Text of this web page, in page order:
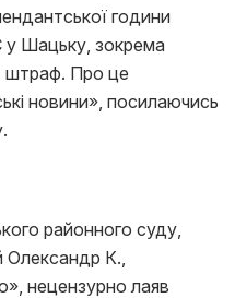
години
у Шацьку, зокрема
штраф. Про це
новини», посилаючись
районного суду,
Олександр К.,
нецензурно лаяв